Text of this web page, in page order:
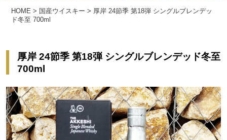
HOME > 国産ウイスキー > 厚岸 24節季 第18弾 シングルブレンデッ
ド冬至 700ml
厚岸 24節季 第18弾 シングルブレンデッド冬至
700ml